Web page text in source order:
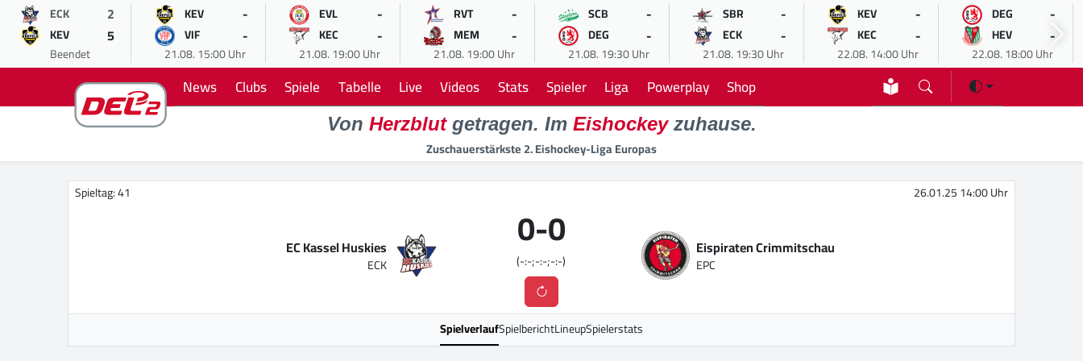
ECK 2
KEV 5
Beendet
KEV -
VIF -
21.08. 15:00 Uhr
EVL -
KEC -
21.08. 19:00 Uhr
RVT -
MEM -
21.08. 19:00 Uhr
SCB -
DEG -
21.08. 19:30 Uhr
SBR -
ECK -
21.08. 19:30 Uhr
KEV -
KEC -
22.08. 14:00 Uhr
DEG -
HEV -
22.08. 18:00 Uhr
News Clubs Spiele Tabelle Live Videos Stats Spieler Liga Powerplay Shop
Von Herzblutgetragen. Im Eishockeyzuhause.
Zuschauerstärkste 2. Eishockey-Liga Europas
Spieltag: 41 26.01.25 14:00 Uhr
EC Kassel Huskies
ECK
0-0
(-:-;-:-;-:-)
Eispiraten Crimmitschau
EPC
SpielverlaufSpielberichtLineupSpielerstats